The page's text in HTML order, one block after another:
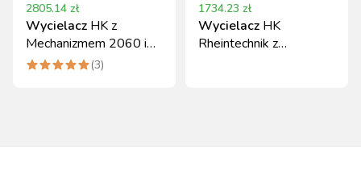
2805.14 zł
Wycielacz HK z
Mechanizmem 2060 i
Podwójną Głowicą 57
(3)
1734.23 zł
Wycielacz HK
Rheintechnik z